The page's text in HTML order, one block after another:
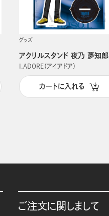
グッズ
アクリルスタンド 夜乃 夢知郎
I.ADORE（アイアドア）
カートに入れる
ご注文に関しまして